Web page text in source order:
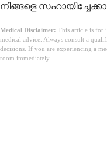
നിങ്ങളെ
Medical Disclaimer: This article is for
medical advice. Always consult a
decisions. If you are experiencing a
room immediately.